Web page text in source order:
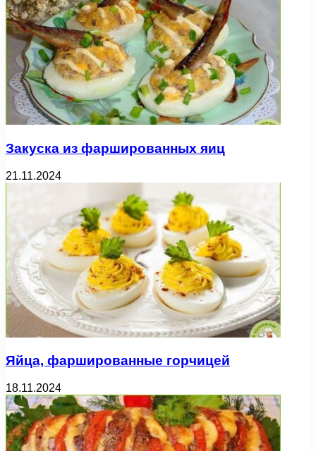
Закуска из фаршированных яиц
21.11.2024
Яйца, фаршированные горчицей
18.11.2024